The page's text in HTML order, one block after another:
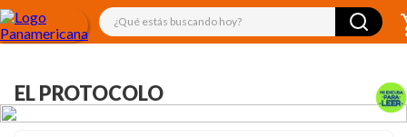
¿Qué estás buscando hoy?
EL PROTOCOLO